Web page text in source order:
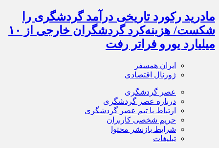
مادرید رکورد تاریخی درآمد گردشگری را
شکست/ هزینه‌کرد گردشگران خارجی از ۱۰
میلیارد یورو فراتر رفت
ایران همسفر
ژورنال اقتصادی
عصر گردشگری
درباره عصر گردشگری
ارتباط با تیم عصر گردشگری
حریم شخصی کاربران
شرایط بازنشر محتوا
تبلیغات